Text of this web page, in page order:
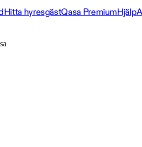
Hitta hyresgästQasa PremiumHjälp